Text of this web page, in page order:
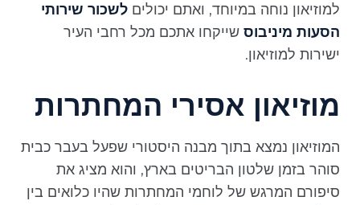
למוזיאון נוחה במיוחד, ואתם יכוליםלשכור שירותי
הסעות מיניבוסשייקחו אתכם מכל רחבי העיר
ישירות למוזיאון.
מוזיאון אסירי המחתרות
המוזיאון נמצא בתוך מבנה היסטורי שפעל בעבר כבית
סוהר בזמן שלטון הבריטים בארץ, והוא מציג את
סיפורם המרגש של לוחמי המחתרות שהיו כלואים בין